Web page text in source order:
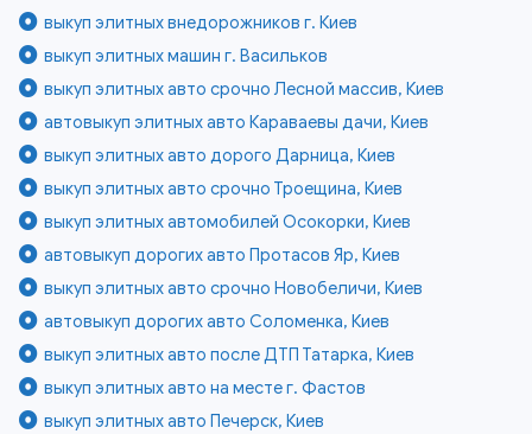
выкуп элитных внедорожников г. Киев
выкуп элитных машин г. Васильков
выкуп элитных авто срочно Лесной массив, Киев
автовыкуп элитных авто Караваевы дачи, Киев
выкуп элитных авто дорого Дарница, Киев
выкуп элитных авто срочно Троещина, Киев
выкуп элитных автомобилей Осокорки, Киев
автовыкуп дорогих авто Протасов Яр, Киев
выкуп элитных авто срочно Новобеличи, Киев
автовыкуп дорогих авто Соломенка, Киев
выкуп элитных авто после ДТП Татарка, Киев
выкуп элитных авто на месте г. Фастов
выкуп элитных авто Печерск, Киев